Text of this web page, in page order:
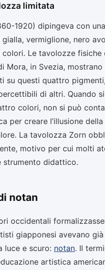
limitata
1920) dipingeva con
vermiglione, nero
colori. Le tavolozze fisiche
Mora, in Svezia, mostrano
su questi quattro
di altri. Quando
colori, non si può
per creare l’illusione
La tavolozza Zorn
motivo per cui molti
strumento didattico.
notan
occidentali
giapponesi avevano già
luce e scuro: notan. Il
artistica